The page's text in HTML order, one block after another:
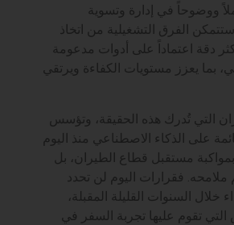
ووضوحاً في إدارة وتسوية
ستتمكن الفرق التشغيلية من اتخاذ
دقة اعتماداً على أدوات مدعومة
بما يعزز مستويات الكفاءة ويرتقي
التي تُدرك هذه الحقيقة، وتؤسس
على الذكاء الاصطناعي منذ اليوم
مستقبل قطاع الطيران، بل
فقرارات اليوم لن تحدد
خلال السنوات القليلة المقبلة،
التي تقوم عليها تجربة السفر في